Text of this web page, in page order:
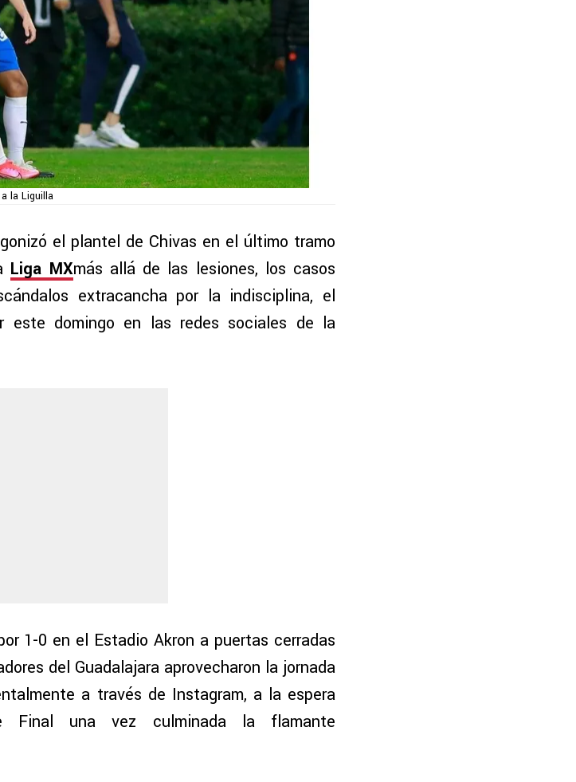
la Liguilla
el plantel de Chivas en el último tramo
Liga MXmás allá de las lesiones, los casos
extracancha por la indisciplina, el
domingo en las redes sociales de la
1-0 en el Estadio Akron a puertas cerradas
del Guadalajara aprovecharon la jornada
a través de Instagram, a la espera
una vez culminada la flamante